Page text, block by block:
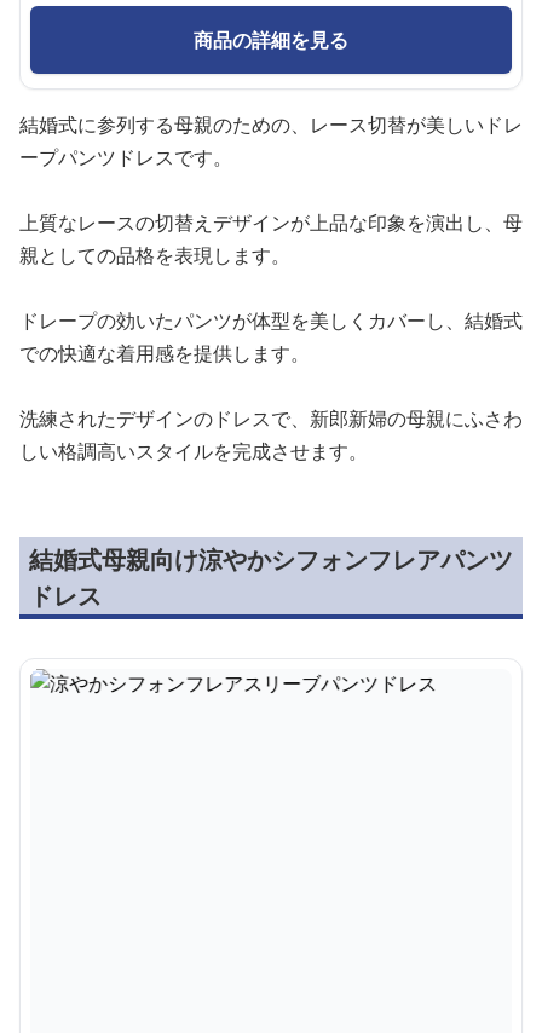
商品の詳細を見る
結婚式に参列する母親のための、レース切替が美しいドレ
ープパンツドレスです。
上質なレースの切替えデザインが上品な印象を演出し、母
親としての品格を表現します。
ドレープの効いたパンツが体型を美しくカバーし、結婚式
での快適な着用感を提供します。
洗練されたデザインのドレスで、新郎新婦の母親にふさわ
しい格調高いスタイルを完成させます。
結婚式母親向け涼やかシフォンフレアパンツ
ドレス